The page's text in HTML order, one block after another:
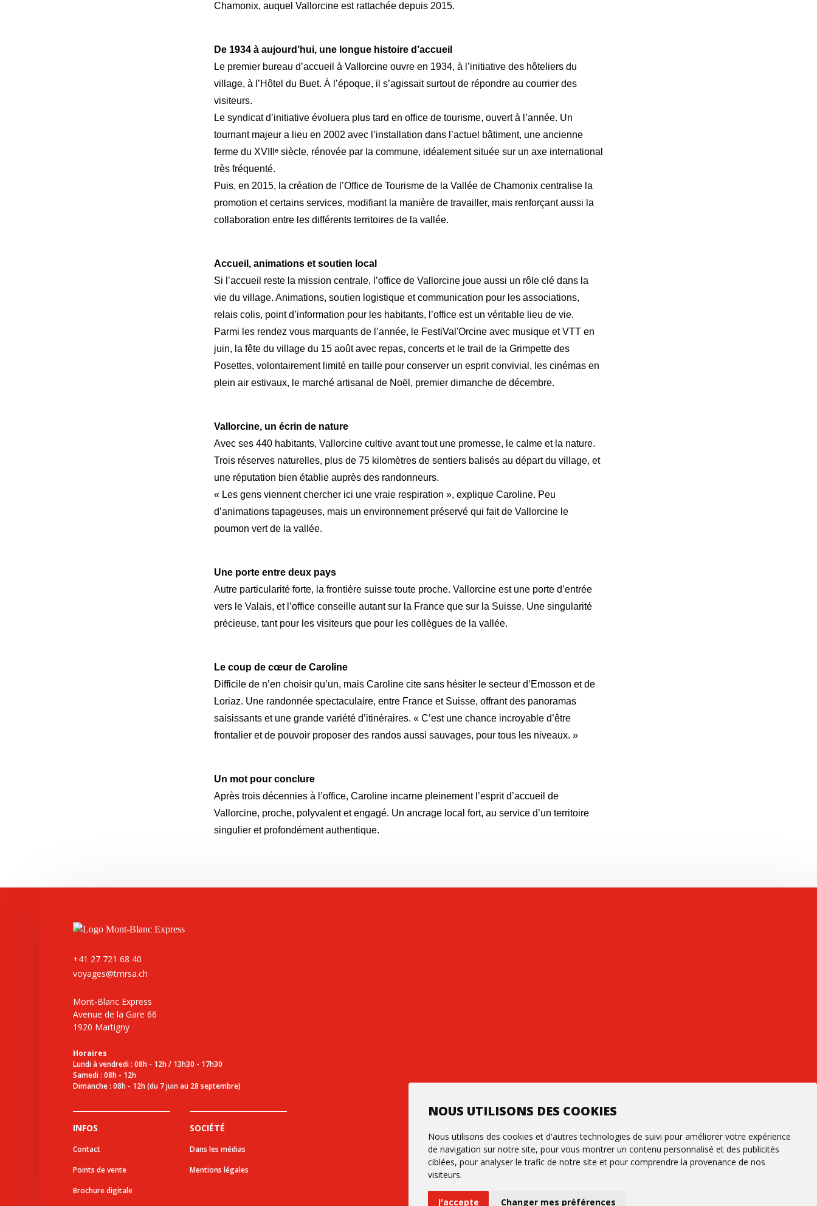
NOUS UTILISONS DES COOKIES
Nous utilisons des cookies et d'autres technologies de suivi pour améliorer votre expérience
de navigation sur notre site, pour vous montrer un contenu personnalisé et des publicités
ciblées, pour analyser le trafic de notre site et pour comprendre la provenance de nos
visiteurs.
J'accepte Changer mes préférences
Chamonix, auquel Vallorcine est rattachée depuis 2015.
De 1934 à aujourd’hui, une longue histoire d’accueil
Le premier bureau d’accueil à Vallorcine ouvre en 1934, à l’initiative des hôteliers du
village, à l’Hôtel du Buet. À l’époque, il s’agissait surtout de répondre au courrier des
visiteurs.
Le syndicat d’initiative évoluera plus tard en office de tourisme, ouvert à l’année. Un
tournant majeur a lieu en 2002 avec l’installation dans l’actuel bâtiment, une ancienne
ferme du XVIIIᵉ siècle, rénovée par la commune, idéalement située sur un axe international
très fréquenté.
Puis, en 2015, la création de l’Office de Tourisme de la Vallée de Chamonix centralise la
promotion et certains services, modifiant la manière de travailler, mais renforçant aussi la
collaboration entre les différents territoires de la vallée.
Accueil, animations et soutien local
Si l’accueil reste la mission centrale, l’office de Vallorcine joue aussi un rôle clé dans la
vie du village. Animations, soutien logistique et communication pour les associations,
relais colis, point d’information pour les habitants, l’office est un véritable lieu de vie.
Parmi les rendez vous marquants de l’année, le FestiVal'Orcine avec musique et VTT en
juin, l a fête du village du 15 août avec repas, concerts et le trail de la Grimpette des
Posettes, volontairement limité en taille pour conserver un esprit convivial, les cinémas en
plein air estivaux, le marché artisanal de Noël, premier dimanche de décembre.
Vallorcine, un écrin de nature
Avec ses 440 habitants, Vallorcine cultive avant tout une promesse, le calme et la nature.
Trois réserves naturelles, plus de 75 kilomètres de sentiers balisés au départ du village, et
une réputation bien établie auprès des randonneurs.
« Les gens viennent chercher ici une vraie respiration », explique Caroline. Peu
d’animations tapageuses, mais un environnement préservé qui fait de Vallorcine le
poumon vert de la vallée.
Une porte entre deux pays
Autre particularité forte, la frontière suisse toute proche. Vallorcine est une porte d’entrée
vers le Valais, et l’office conseille autant sur la France que sur la Suisse. Une singularité
précieuse, tant pour les visiteurs que pour les collègues de la vallée.
Le coup de cœur de Caroline
Difficile de n’en choisir qu’un, mais Caroline cite sans hésiter le secteur d’Emosson et de
Loriaz. Une randonnée spectaculaire, entre France et Suisse, offrant des panoramas
saisissants et une grande variété d’itinéraires. « C’est une chance incroyable d’être
frontalier et de pouvoir proposer des randos aussi sauvages, pour tous les niveaux. »
Un mot pour conclure
Après trois décennies à l’office, Caroline incarne pleinement l’esprit d’accueil de
Vallorcine, proche, polyvalent et engagé. Un ancrage local fort, au service d’un territoire
singulier et profondément authentique.
+41 27 721 68 40
voyages@tmrsa.ch
Mont-Blanc Express
Avenue de la Gare 66
1920 Martigny
Horaires
Lundi à vendredi : 08h - 12h / 13h30 - 17h30
Samedi : 08h - 12h
Dimanche : 08h - 12h (du 7 juin au 28 septembre)
INFOS
Contact
Points de vente
Brochure digitale
SOCIÉTÉ
Dans les médias
Mentions légales